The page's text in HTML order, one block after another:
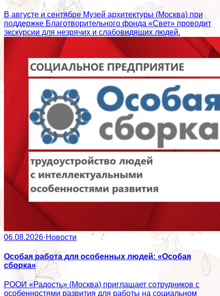
В августе и сентябре Музей архитектуры (Москва) при
поддержке Благотворительного фонда «Свет» проводит
экскурсии для незрячих и слабовидящих людей.
06.08.2026·Новости
Особая работа для особенных людей: «Особая
сборка»
РООИ «Радость» (Москва) приглашает сотрудников с
особенностями развития для работы на социальном